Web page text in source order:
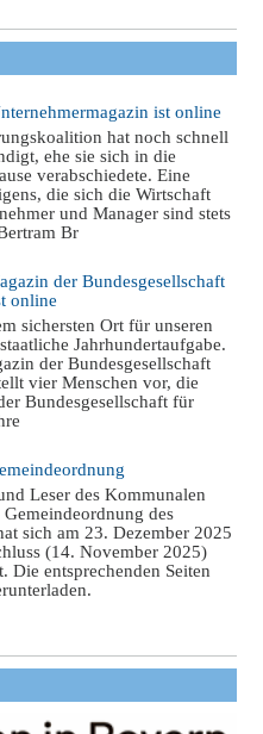
ist online
hat noch schnell
ehe sie sich in die
verabschiedete. Eine
die sich die Wirtschaft
und Manager sind stets
Br
der Bundesgesellschaft
online
sichersten Ort für unseren
Jahrhundertaufgabe.
der Bundesgesellschaft
vier Menschen vor, die
Bundesgesellschaft für
Leser des Kommunalen
Gemeindeordnung des
sich am 23. Dezember 2025
(14. November 2025)
Die entsprechenden Seiten